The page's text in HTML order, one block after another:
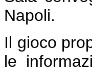
Napoli.
Il gioco
le